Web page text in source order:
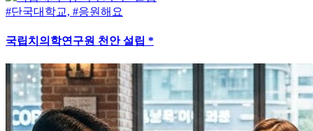
#단국대학교, #응원해요
국립치의학연구원 천안 설립 *